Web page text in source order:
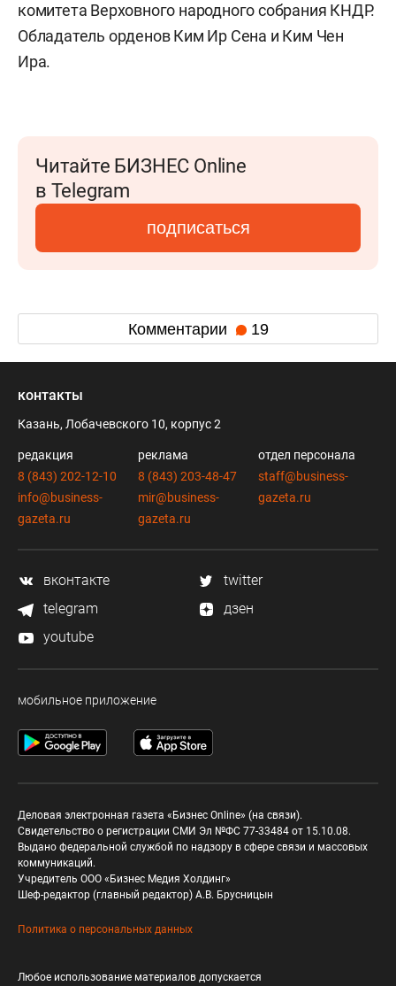
комитета Верховного народного собрания КНДР.
Обладатель орденов Ким Ир Сена и Ким Чен
Ира.
Читайте БИЗНЕС Online
в Telegram
подписаться
Комментарии 19
контакты
Казань, Лобачевского 10, корпус 2
редакция
8 (843) 202-12-10
info@business-
gazeta.ru
реклама
8 (843) 203-48-47
mir@business-
gazeta.ru
отдел персонала
staff@business-
gazeta.ru
вконтакте
twitter
telegram
дзен
youtube
мобильное приложение
Деловая электронная газета «Бизнес Online» (на связи).
Свидетельство о регистрации СМИ Эл №ФС 77-33484 от 15.10.08.
Выдано федеральной службой по надзору в сфере связи и массовых
коммуникаций.
Учредитель ООО «Бизнес Медия Холдинг»
Шеф-редактор (главный редактор) А.В. Брусницын
Политика о персональных данных
Любое использование материалов допускается